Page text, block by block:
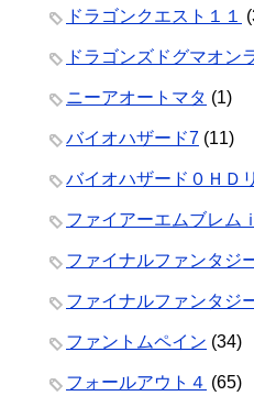
ドラゴンクエスト１１
ドラゴンズドグマオン
ニーアオートマタ (1)
バイオハザード7 (11)
バイオハザード０ＨＤ
ファイアーエムブレム
ファイナルファンタジ
ファイナルファンタジ
ファントムペイン (34)
フォールアウト４ (65)